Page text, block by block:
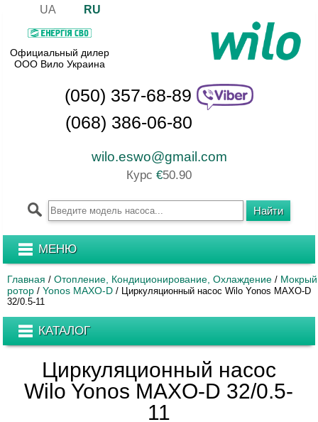
UA RU
Официальный дилер
ООО Вило Украина
(050) 357-68-89
(068) 386-06-80
wilo.eswo@gmail.com
Курс €50.90
МЕНЮ
Главная / Отопление, Кондиционирование, Охлаждение / Мокрый
ротор / Yonos MAXO-D / Циркуляционный насос Wilo Yonos MAXO-D
32/0.5-11
КАТАЛОГ
Циркуляционный насос
Wilo Yonos MAXO-D 32/0.5-
11